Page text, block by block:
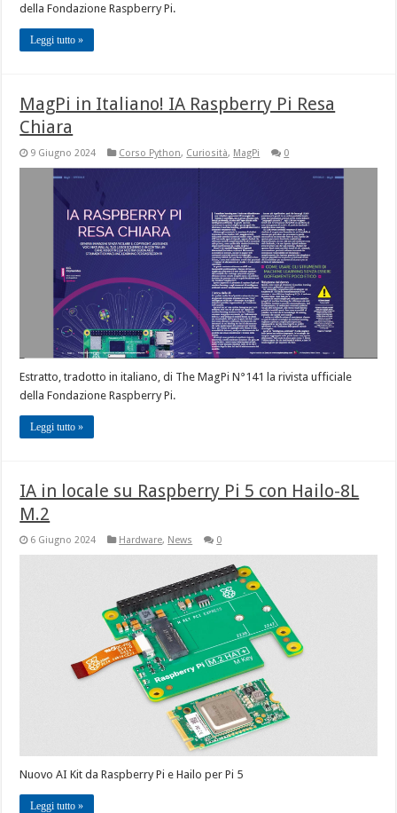
della Fondazione Raspberry Pi.
Leggi tutto »
MagPi in Italiano! IA Raspberry Pi Resa
Chiara
9 Giugno 2024 Corso Python, Curiosità, MagPi 0
Estratto, tradotto in italiano, di The MagPi N°141 la rivista ufficiale
della Fondazione Raspberry Pi.
Leggi tutto »
IA in locale su Raspberry Pi 5 con Hailo-8L
M.2
6 Giugno 2024 Hardware, News 0
Nuovo AI Kit da Raspberry Pi e Hailo per Pi 5
Leggi tutto »